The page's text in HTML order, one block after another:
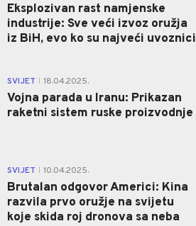
Eksplozivan rast namjenske
industrije: Sve veći izvoz oružja
iz BiH, evo ko su najveći uvoznici
SVIJET 18.04.2025.
Vojna parada u Iranu: Prikazan
raketni sistem ruske proizvodnje
SVIJET 10.04.2025.
Brutalan odgovor Americi: Kina
razvila prvo oružje na svijetu
koje skida roj dronova sa neba